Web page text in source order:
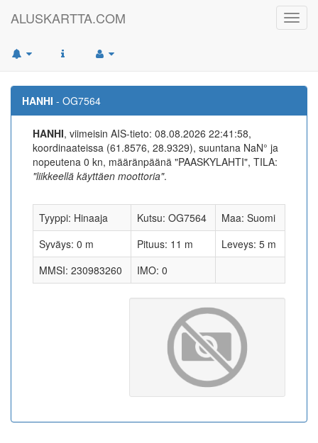
ALUSKARTTA.COM
HANHI - OG7564
HANHI, viimeisin AIS-tieto: 08.08.2026 22:41:58,
koordinaateissa (61.8576, 28.9329), suuntana NaN° ja
nopeutena 0 kn, määränpäänä "PAASKYLAHTI", TILA:
"liikkeellä käyttäen moottoria".
Tyyppi: Hinaaja Kutsu: OG7564
Maa: Suomi
Syväys: 0 m
Pituus: 11 m
Leveys: 5 m
MMSI: 230983260
IMO: 0